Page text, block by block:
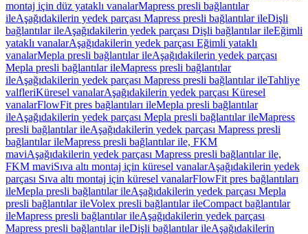
montaj için düz yataklı vanalarMapress presli bağlantılar
ileAşağıdakilerin yedek parçası Mapress presli bağlantılar ileDişli
bağlantılar ileAşağıdakilerin yedek parçası Dişli bağlantılar ileEğimli
yataklı vanalarAşağıdakilerin yedek parçası Eğimli yataklı
vanalarMepla presli bağlantılar ileAşağıdakilerin yedek parçası
Mepla presli bağlantılar ileMapress presli bağlantılar
ileAşağıdakilerin yedek parçası Mapress presli bağlantılar ileTahliye
valfleriKüresel vanalarAşağıdakilerin yedek parçası Küresel
vanalarFlowFit pres bağlantıları ileMepla presli bağlantılar
ileAşağıdakilerin yedek parçası Mepla presli bağlantılar ileMapress
presli bağlantılar ileAşağıdakilerin yedek parçası Mapress presli
bağlantılar ileMapress presli bağlantılar ile, FKM
maviAşağıdakilerin yedek parçası Mapress presli bağlantılar ile,
FKM maviSıva altı montaj için küresel vanalarAşağıdakilerin yedek
parçası Sıva altı montaj için küresel vanalarFlowFit pres bağlantıları
ileMepla presli bağlantılar ileAşağıdakilerin yedek parçası Mepla
presli bağlantılar ileVolex presli bağlantılar ileCompact bağlantılar
ileMapress presli bağlantılar ileAşağıdakilerin yedek parçası
Mapress presli bağlantılar ileDişli bağlantılar ileAşağıdakilerin